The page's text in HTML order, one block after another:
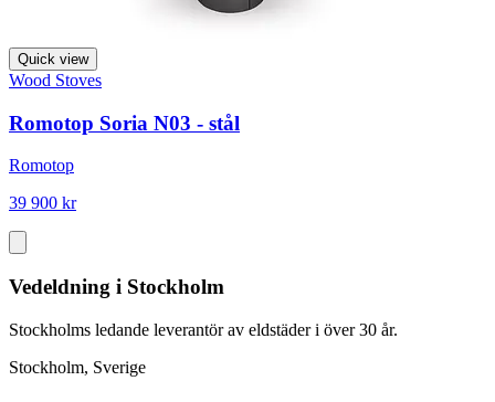
Quick view
Wood Stoves
Romotop Soria N03 - stål
Romotop
39 900 kr
Vedeldning i Stockholm
Stockholms ledande leverantör av eldstäder i över 30 år.
Stockholm, Sverige